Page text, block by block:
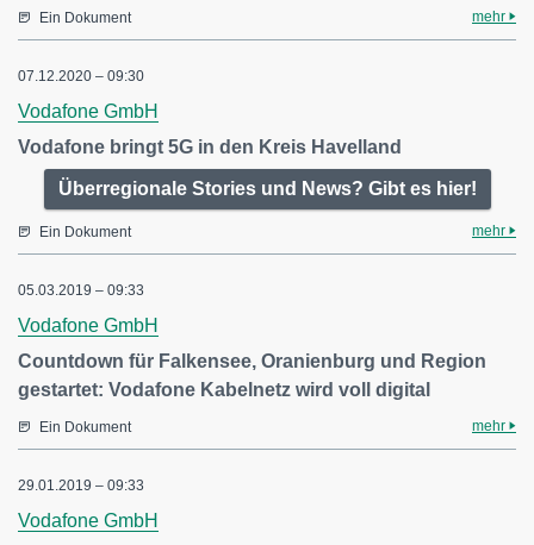
Ein Dokument mehr
07.12.2020 – 09:30
Vodafone GmbH
Vodafone bringt 5G in den Kreis Havelland
Überregionale Stories und News? Gibt es hier!
Ein Dokument mehr
05.03.2019 – 09:33
Vodafone GmbH
Countdown für Falkensee, Oranienburg und Region
gestartet: Vodafone Kabelnetz wird voll digital
Ein Dokument mehr
29.01.2019 – 09:33
Vodafone GmbH